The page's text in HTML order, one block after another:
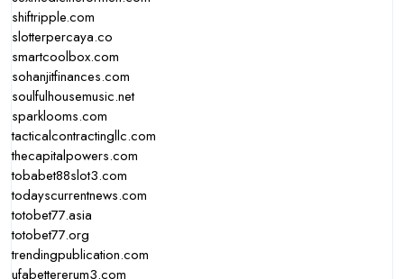
shiftripple.com
slotterpercaya.co
smartcoolbox.com
sohanjitfinances.com
soulfulhousemusic.net
sparklooms.com
tacticalcontractingllc.com
thecapitalpowers.com
tobabet88slot3.com
todayscurrentnews.com
totobet77.asia
totobet77.org
trendingpublication.com
ufabettererum3.com